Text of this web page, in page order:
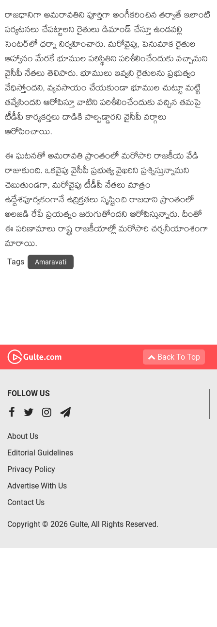
రాజధానిగా అమరావతిని పూర్తిగా అంగీకరించిన తర్వాతే ఇలాంటి
పర్యటనలు చేపట్టాలని రైతులు డిమాండ్ చేస్తూ ఉండవల్లి
సెంటర్‌లో ధర్నా నిర్వహించారు. మరోవైపు, పెనుమాక రైతుల
ఆహ్వానం మేరకే భూముల పరిస్థితిని పరిశీలించేందుకు వచ్చామని
వైసీపీ నేతలు తెలిపారు. భూములు ఇవ్వని రైతులను ప్రభుత్వం
వేధిస్తోందని, వ్యవసాయం చేయకుండా భూముల చుట్టూ మట్టి
తవ్వేసిందని ఆరోపిస్తూ వాటిని పరిశీలించేందుకు వచ్చిన తమపై
టీడీపీ కార్యకర్తలు దాడికి పాల్పడ్డారని వైసీపీ వర్గాలు
ఆరోపించాయి.
ఈ ఘటనతో అమరావతి ప్రాంతంలో మరోసారి రాజకీయ వేడి
రాజుకుంది. ఒకవైపు వైసీపీ ప్రభుత్వ వైఖరిని ప్రశ్నిస్తున్నామని
చెబుతుండగా, మరోవైపు టీడీపీ నేతలు మాత్రం
ఉద్దేశపూర్వకంగానే ఉద్రిక్తతలు సృష్టించి రాజధాని ప్రాంతంలో
అలజడి రేపే ప్రయత్నం జరుగుతోందని ఆరోపిస్తున్నారు. దీంతో
ఈ పరిణామాలు రాష్ట్ర రాజకీయాల్లో మరోసారి చర్చనీయాంశంగా
మారాయి.
Tags Amaravati
Back To Top
FOLLOW US
About Us
Editorial Guidelines
Privacy Policy
Advertise With Us
Contact Us
Copyright © 2026 Gulte, All Rights Reserved.